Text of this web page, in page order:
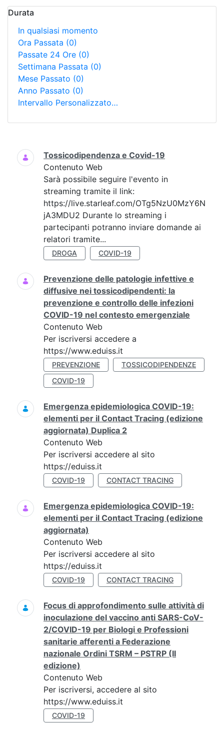
Durata
In qualsiasi momento
Ora Passata (0)
Passate 24 Ore (0)
Settimana Passata (0)
Mese Passato (0)
Anno Passato (0)
Intervallo Personalizzato…
Ricerca
Tossicodipendenza e Covid-19
Contenuto Web
Sarà possibile seguire l'evento in
streaming tramite il link:
https://live.starleaf.com/OTg5NzU0MzY6N
jA3MDU2 Durante lo streaming i
partecipanti potranno inviare domande ai
relatori tramite...
DROGA COVID-19
Prevenzione delle patologie infettive e
diffusive nei tossicodipendenti: la
prevenzione e controllo delle infezioni
COVID-19 nel contesto emergenziale
Contenuto Web
Per iscriversi accedere a
https://www.eduiss.it
PREVENZIONE
TOSSICODIPENDENZE
COVID-19
Emergenza epidemiologica COVID-19:
elementi per il Contact Tracing (edizione
aggiornata) Duplica 2
Contenuto Web
Per iscriversi accedere al sito
https://eduiss.it
COVID-19 CONTACT TRACING
Emergenza epidemiologica COVID-19:
elementi per il Contact Tracing (edizione
aggiornata)
Contenuto Web
Per iscriversi accedere al sito
https://eduiss.it
COVID-19 CONTACT TRACING
Focus di approfondimento sulle attività di
inoculazione del vaccino anti SARS-CoV-
2/COVID-19 per Biologi e Professioni
sanitarie afferenti a Federazione
nazionale Ordini TSRM – PSTRP (II
edizione)
Contenuto Web
Per iscriversi, accedere al sito
https://www.eduiss.it
COVID-19